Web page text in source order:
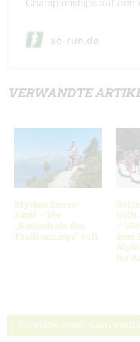
VERWANDTE
Mythos Sierre-
Zinal – Die
„Kathedrale des
Trailrunnings“ ruft
trifft
–
dem
für
Schreibe einen